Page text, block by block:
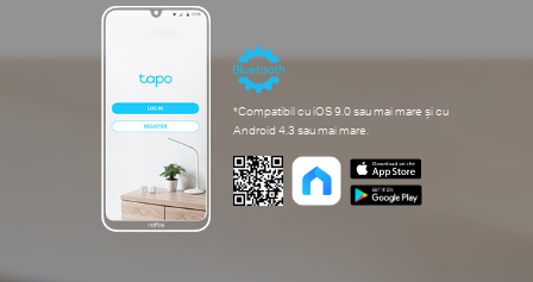
*Compatibil cu iOS 9.0 sau mai mare și cu
Android 4.3 sau mai mare.